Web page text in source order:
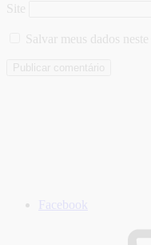
Site
Salvar meus dados
Facebook